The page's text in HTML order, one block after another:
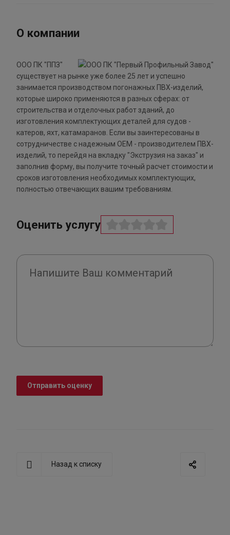
О компании
ООО ПК "ППЗ"
существует на рынке уже более 25 лет и успешно
занимается производством погонажных ПВХ-изделий,
которые широко применяются в разных сферах: от
строительства и отделочных работ зданий, до
изготовления комплектующих деталей для судов -
катеров, яхт, катамаранов. Если вы заинтересованы в
сотрудничестве с надежным ОЕМ - производителем ПВХ-
изделий, то перейдя на вкладку "Экструзия на заказ" и
заполнив форму, вы получите точный расчет стоимости и
сроков изготовления необходимых комплектующих,
полностью отвечающих вашим требованиям.
Оценить услугу
Отправить оценку
Назад к списку